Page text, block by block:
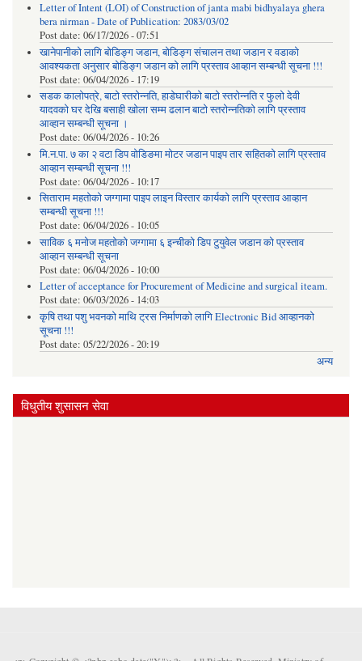
Letter of Intent (LOI) of Construction of janta mabi bidhyalaya ghera
bera nirman - Date of Publication: 2083/03/02
Post date: 06/17/2026 - 07:51
खानेपानीको लागि बोडिङ्ग जडान, बोडिङ्ग संचालन तथा जडान र वडाको
आवश्यकता अनुसार बोडिङ्ग जडान को लागि प्रस्ताव आव्हान सम्बन्धी सूचना !!!
Post date: 06/04/2026 - 17:19
सडक कालोपत्रे, बाटो स्तरोन्नति, हाडेघारीको बाटो स्तरोन्नति र फुलो देवी
यादवको घर देखि बसाही खोला सम्म ढलान बाटो स्तरोन्नतिको लागि प्रस्ताव
आव्हान सम्बन्धी सूचना ।
Post date: 06/04/2026 - 10:26
मि.न.पा. ७ का २ वटा डिप वोडिङमा मोटर जडान पाइप तार सहितको लागि प्रस्ताव
आव्हान सम्बन्धी सूचना !!!
Post date: 06/04/2026 - 10:17
सिताराम महतोको जग्गामा पाइप लाइन विस्तार कार्यको लागि प्रस्ताव आव्हान
सम्बन्धी सूचना !!!
Post date: 06/04/2026 - 10:05
साविक ६ मनोज महतोको जग्गामा ६ इन्चीको डिप टुयुवेल जडान को प्रस्ताव
आव्हान सम्बन्धी सूचना
Post date: 06/04/2026 - 10:00
Letter of acceptance for Procurement of Medicine and surgical iteam.
Post date: 06/03/2026 - 14:03
कृषि तथा पशु भवनको माथि ट्रस निर्माणको लागि Electronic Bid आव्हानको
सूचना !!!
Post date: 05/22/2026 - 20:19
अन्य
विधुतीय शुसासन सेवा